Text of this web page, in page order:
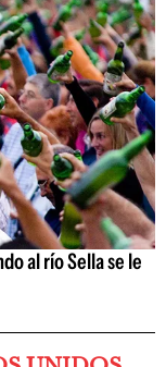
al río Sella se le